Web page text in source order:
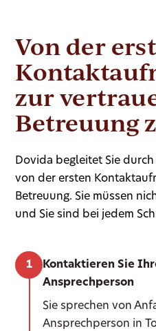
Von der
zur
Betreuung
Dovida begleitet Sie durch
von der ersten
Betreuung. Sie müssen
und Sie sind bei jedem
Kontaktieren Sie
Ansprechperson
Sie sprechen von
Ansprechperson in